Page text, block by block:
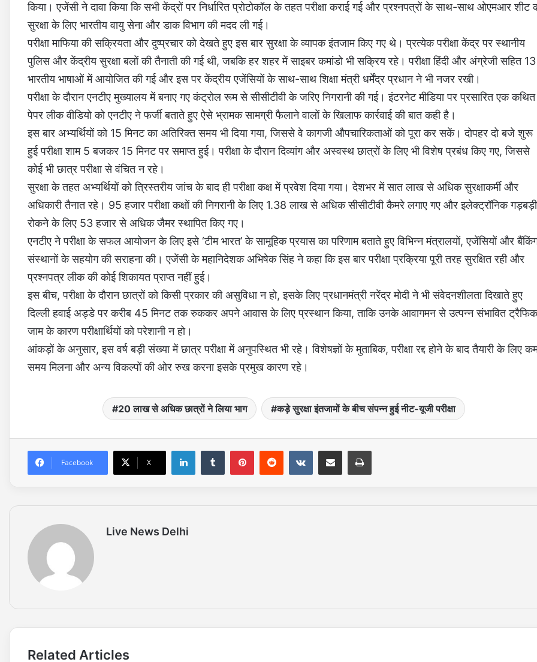
किया। एजेंसी ने दावा किया कि सभी केंद्रों पर निर्धारित प्रोटोकॉल के तहत परीक्षा कराई गई और प्रश्नपत्रों के साथ-साथ ओएमआर शीट
सुरक्षा के लिए भारतीय वायु सेना और डाक विभाग की मदद ली गई।
परीक्षा माफिया की सक्रियता और दुष्प्रचार को देखते हुए इस बार सुरक्षा के व्यापक इंतजाम किए गए थे। प्रत्येक परीक्षा केंद्र पर स्थानीय
पुलिस और केंद्रीय सुरक्षा बलों की तैनाती की गई थी, जबकि हर शहर में साइबर कमांडो भी सक्रिय रहे। परीक्षा हिंदी और अंग्रेजी सहित 13
भारतीय भाषाओं में आयोजित की गई और इस पर केंद्रीय एजेंसियों के साथ-साथ शिक्षा मंत्री धर्मेंद्र प्रधान ने भी नजर रखी।
परीक्षा के दौरान एनटीए मुख्यालय में बनाए गए कंट्रोल रूम से सीसीटीवी के जरिए निगरानी की गई। इंटरनेट मीडिया पर प्रसारित एक कथित
पेपर लीक वीडियो को एनटीए ने फर्जी बताते हुए ऐसे भ्रामक सामग्री फैलाने वालों के खिलाफ कार्रवाई की बात कही है।
इस बार अभ्यर्थियों को 15 मिनट का अतिरिक्त समय भी दिया गया, जिससे वे कागजी औपचारिकताओं को पूरा कर सकें। दोपहर दो बजे शुरू
हुई परीक्षा शाम 5 बजकर 15 मिनट पर समाप्त हुई। परीक्षा के दौरान दिव्यांग और अस्वस्थ छात्रों के लिए भी विशेष प्रबंध किए गए, जिससे
कोई भी छात्र परीक्षा से वंचित न रहे।
सुरक्षा के तहत अभ्यर्थियों को त्रिस्तरीय जांच के बाद ही परीक्षा कक्ष में प्रवेश दिया गया। देशभर में सात लाख से अधिक सुरक्षाकर्मी और
अधिकारी तैनात रहे। 95 हजार परीक्षा कक्षों की निगरानी के लिए 1.38 लाख से अधिक सीसीटीवी कैमरे लगाए गए और इलेक्ट्रॉनिक गड़बड़ी
रोकने के लिए 53 हजार से अधिक जैमर स्थापित किए गए।
एनटीए ने परीक्षा के सफल आयोजन के लिए इसे ‘टीम भारत’ के सामूहिक प्रयास का परिणाम बताते हुए विभिन्न मंत्रालयों, एजेंसियों और
संस्थानों के सहयोग की सराहना की। एजेंसी के महानिदेशक अभिषेक सिंह ने कहा कि इस बार परीक्षा प्रक्रिया पूरी तरह सुरक्षित रही और
प्रश्नपत्र लीक की कोई शिकायत प्राप्त नहीं हुई।
इस बीच, परीक्षा के दौरान छात्रों को किसी प्रकार की असुविधा न हो, इसके लिए प्रधानमंत्री नरेंद्र मोदी ने भी संवेदनशीलता दिखाते हुए
दिल्ली हवाई अड्डे पर करीब 45 मिनट तक रुककर अपने आवास के लिए प्रस्थान किया, ताकि उनके आवागमन से उत्पन्न संभावित ट्रैफिक
जाम के कारण परीक्षार्थियों को परेशानी न हो।
आंकड़ों के अनुसार, इस वर्ष बड़ी संख्या में छात्र परीक्षा में अनुपस्थित भी रहे। विशेषज्ञों के मुताबिक, परीक्षा रद्द होने के बाद तैयारी के लिए
समय मिलना और अन्य विकल्पों की ओर रुख करना इसके प्रमुख कारण रहे।
20 लाख से अधिक छात्रों ने लिया भाग कड़े सुरक्षा इंतजामों के बीच संपन्न हुई नीट-यूजी परीक्षा
Facebook X
Live News Delhi
Related Articles